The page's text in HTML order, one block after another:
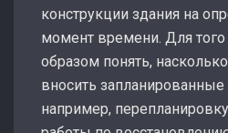
конструкции здания на
момент времени. Для
образом понять,
вносить
например,